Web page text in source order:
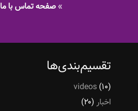
» صفحه تماس با ما
تقسیم‌بندی‌ها
videos(۱۰)
اخبار (۲۰)